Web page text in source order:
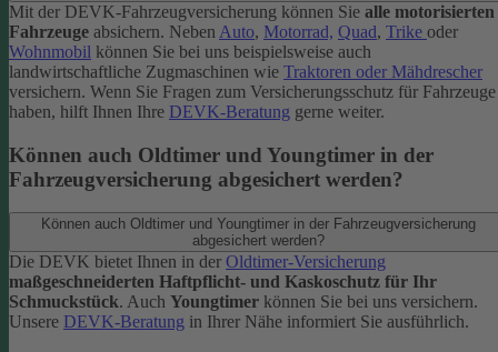
Mit der DEVK-Fahrzeugversicherung können Sie alle motorisierten
Fahrzeuge absichern. Neben Auto, Motorrad, Quad, Trike oder
Wohnmobil können Sie bei uns beispielsweise auch
landwirtschaftliche Zugmaschinen wie Traktoren oder Mähdrescher
versichern. Wenn Sie Fragen zum Versicherungsschutz für Fahrzeuge
haben, hilft Ihnen Ihre DEVK-Beratung gerne weiter.
Können auch Oldtimer und Youngtimer in der
Fahrzeugversicherung abgesichert werden?
Können auch Oldtimer und Youngtimer in der Fahrzeugversicherung
abgesichert werden?
Die DEVK bietet Ihnen in der Oldtimer-Versicherung
maßgeschneiderten Haftpflicht- und Kaskoschutz für Ihr
Schmuckstück. Auch Youngtimer können Sie bei uns versichern.
Unsere DEVK-Beratung in Ihrer Nähe informiert Sie ausführlich.